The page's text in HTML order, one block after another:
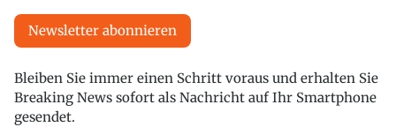
Newsletter abonnieren
Bleiben Sie immer einen Schritt voraus und erhalten Sie
Breaking News sofort als Nachricht auf Ihr Smartphone
gesendet.